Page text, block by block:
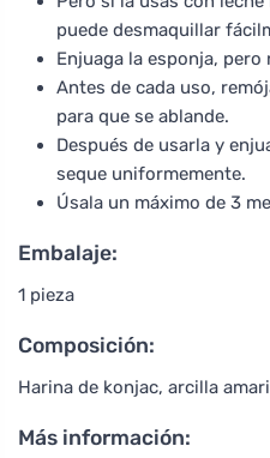
puede desmaquillar
Enjuaga la esponja, pero
Antes de cada uso,
para que se ablande.
Después de usarla y
seque uniformemente.
Úsala un máximo de 3
Embalaje:
1 pieza
Composición:
Harina de konjac, arcilla
Más información: